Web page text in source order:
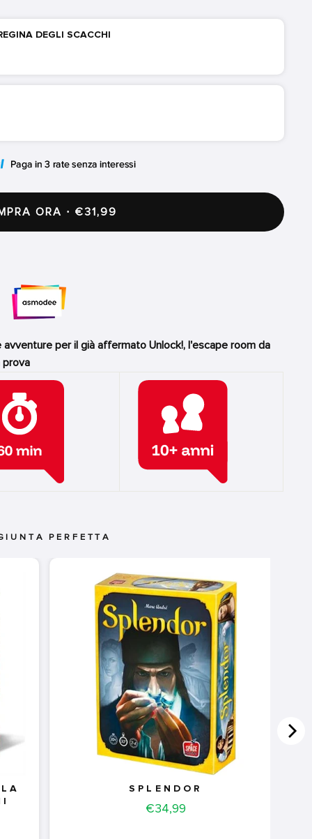
DEGLI SCACCHI
ORA · €31,99
avventure per il già affermato Unlock!, l'escape room da
prova
PERFETTA
SPLENDOR
Price
€34,99